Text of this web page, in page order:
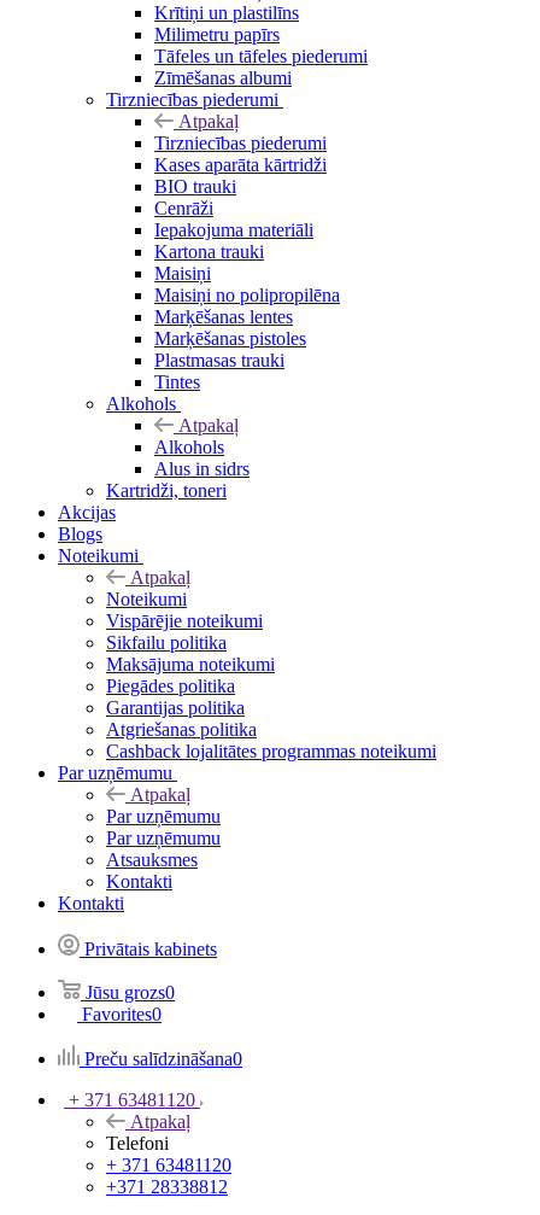
Krītiņi un plastilīns
Milimetru papīrs
Tāfeles un tāfeles piederumi
Zīmēšanas albumi
Tirzniecības piederumi
Atpakaļ
Tirzniecības piederumi
Kases aparāta kārtridži
BIO trauki
Cenrāži
Iepakojuma materiāli
Kartona trauki
Maisiņi
Maisiņi no polipropilēna
Marķēšanas lentes
Marķēšanas pistoles
Plastmasas trauki
Tintes
Alkohols
Atpakaļ
Alkohols
Alus in sidrs
Kartridži, toneri
Akcijas
Blogs
Noteikumi
Atpakaļ
Noteikumi
Vispārējie noteikumi
Sikfailu politika
Maksājuma noteikumi
Piegādes politika
Garantijas politika
Atgriešanas politika
Cashback lojalitātes programmas noteikumi
Par uzņēmumu
Atpakaļ
Par uzņēmumu
Par uzņēmumu
Atsauksmes
Kontakti
Kontakti
Privātais kabinets
Jūsu grozs0
Favorites0
Preču salīdzināšana0
+ 371 63481120
Atpakaļ
Telefoni
+ 371 63481120
+371 28338812